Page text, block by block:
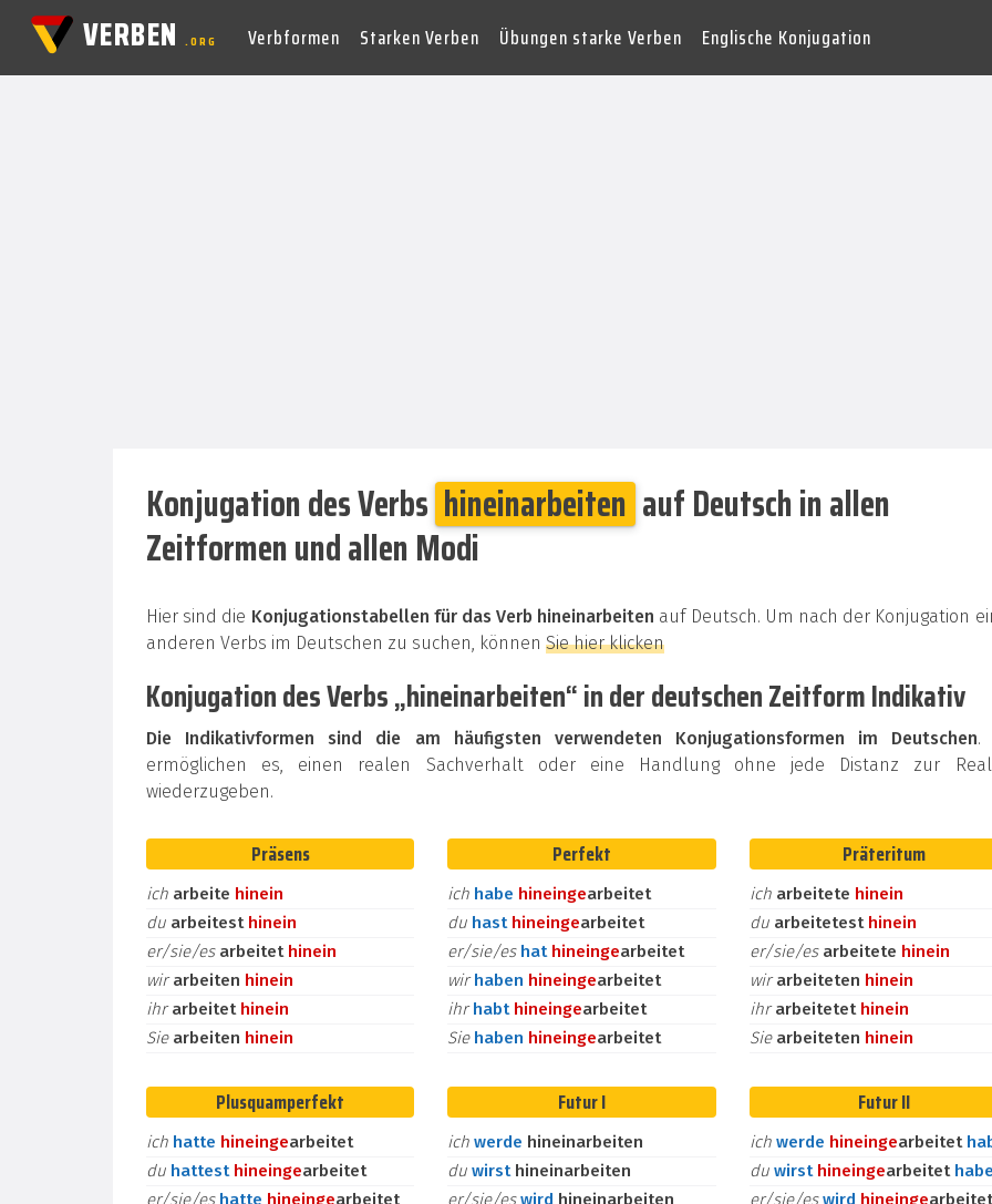
VERBEN.ORG Verbformen Starken Verben Übungen starke Verben Englische Konjugation
Konjugation des Verbs hineinarbeiten auf Deutsch in allen
Zeitformen und allen Modi
Hier sind die Konjugationstabellen für das Verb hineinarbeiten auf Deutsch. Um nach der Konjugation
anderen Verbs im Deutschen zu suchen, können Sie hier klicken
Konjugation des Verbs „hineinarbeiten“ in der deutschen Zeitform Indikativ
Die Indikativformen sind die am häufigsten verwendeten Konjugationsformen im Deutschen.
ermöglichen es, einen realen Sachverhalt oder eine Handlung ohne jede Distanz zur
wiederzugeben.
Präsens
ich arbeite hinein
du arbeitest hinein
er/sie/es arbeitet hinein
wirarbeiten hinein
ihrarbeitet hinein
Sie arbeiten hinein
Perfekt
ich habe hineingearbeitet
du hast hineingearbeitet
er/sie/es hat hineingearbeitet
wirhaben hineingearbeitet
ihrhabt hineingearbeitet
Sie haben hineingearbeitet
Präteritum
ich arbeitete hinein
du arbeitetest hinein
er/sie/es arbeitete hinein
wirarbeiteten hinein
ihrarbeitetet hinein
Sie arbeiteten hinein
Plusquamperfekt
ich hatte hineingearbeitet
du hattest hineingearbeitet
er/sie/es hatte hineingearbeitet
Futur I
ichwerde hineinarbeiten
duwirst hineinarbeiten
er/sie/eswird hineinarbeiten
Futur II
ich werde hineingearbeitet
du wirst hineingearbeitet
er/sie/eswird hineingearbeitet